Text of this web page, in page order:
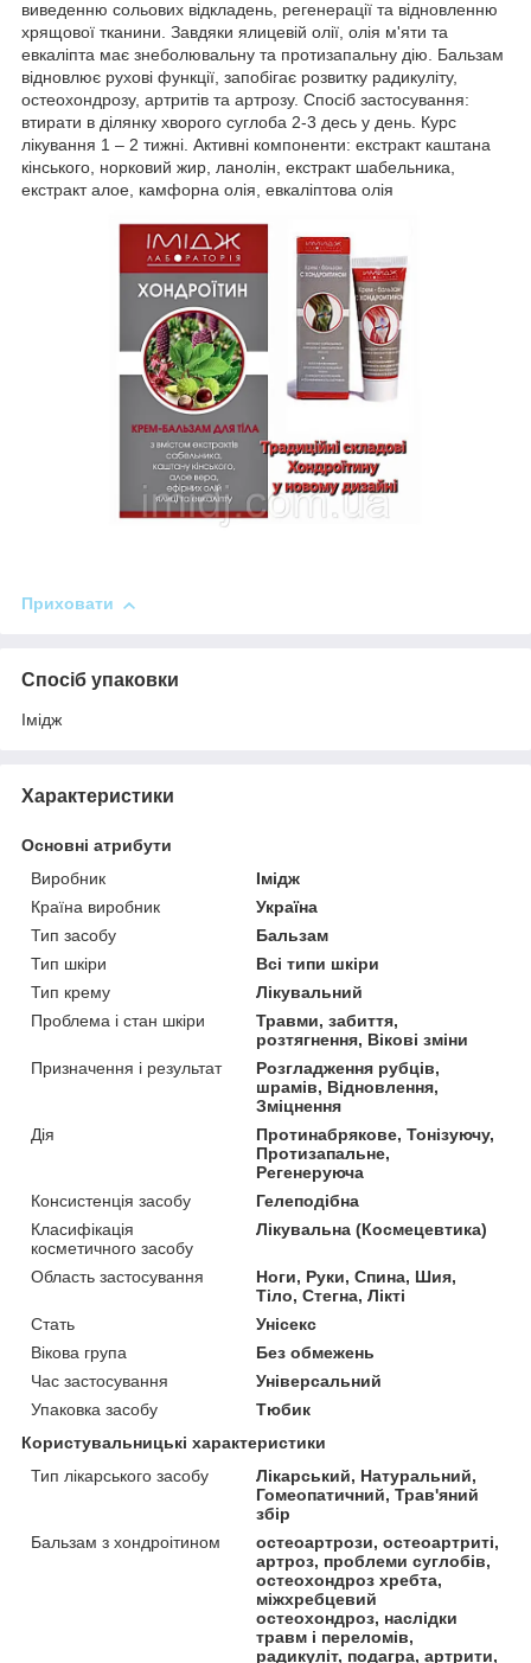
виведенню сольових відкладень, регенерації та відновленню
хрящової тканини. Завдяки ялицевій олії, олія м'яти та
евкаліпта має знеболювальну та протизапальну дію. Бальзам
відновлює рухові функції, запобігає розвитку радикуліту,
остеохондрозу, артритів та артрозу. Спосіб застосування:
втирати в ділянку хворого суглоба 2-3 десь у день. Курс
лікування 1 – 2 тижні. Активні компоненти: екстракт каштана
кінського, норковий жир, ланолін, екстракт шабельника,
екстракт алое, камфорна олія, евкаліптова олія
Приховати
Спосіб упаковки
Імідж
Характеристики
Основні атрибути
Виробник
Імідж
Країна виробник
Україна
Тип засобу
Бальзам
Тип шкіри
Всі типи шкіри
Тип крему
Лікувальний
Проблема і стан шкіри
Травми, забиття,
розтягнення, Вікові зміни
Призначення і результат
Розгладження рубців,
шрамів, Відновлення,
Зміцнення
Дія
Протинабрякове, Тонізуючу,
Протизапальне,
Регенеруюча
Консистенція засобу
Гелеподібна
Класифікація
косметичного засобу
Лікувальна (Космецевтика)
Область застосування
Ноги, Руки, Спина, Шия,
Тіло, Стегна, Лікті
Стать
Унісекс
Вікова група
Без обмежень
Час застосування
Універсальний
Упаковка засобу
Тюбик
Користувальницькі характеристики
Тип лікарського засобу
Лікарський, Натуральний,
Гомеопатичний, Трав'яний
збір
Бальзам з хондроітином
остеоартрози, остеоартриті,
артроз, проблеми суглобів,
остеохондроз хребта,
міжхребцевий
остеохондроз, наслідки
травм і переломів,
радикуліт, подагра, артрити,